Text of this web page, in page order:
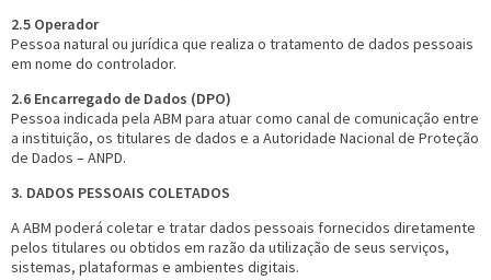
2.5 Operador
Pessoa natural ou jurídica que realiza o tratamento de dados pessoais
em nome do controlador.
2.6 Encarregado de Dados (DPO)
Pessoa indicada pela ABM para atuar como canal de comunicação entre
a instituição, os titulares de dados e a Autoridade Nacional de Proteção
de Dados – ANPD.
3. DADOS PESSOAIS COLETADOS
A ABM poderá coletar e tratar dados pessoais fornecidos diretamente
pelos titulares ou obtidos em razão da utilização de seus serviços,
sistemas, plataformas e ambientes digitais.